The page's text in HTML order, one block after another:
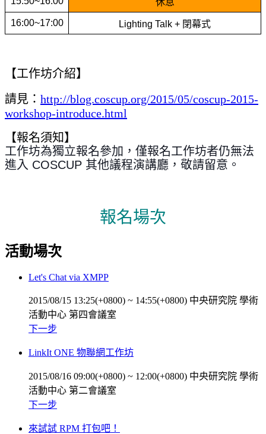
16:00~17:00 Lighting Talk + 閉幕式
【工作坊介紹】
請見： http://blog.coscup.org/2015/05/coscup-2015-
workshop-introduce.html
【報名須知】
工作坊為獨立報名參加，僅報名工作坊者仍無法
進入 COSCUP 其他議程演講廳，敬請留意。
報名場次
活動場次
Let's Chat via XMPP
2015/08/15 13:25(+0800) ~ 14:55(+0800) 中央研究院 學術
活動中心 第四會議室
下一步
LinkIt ONE 物聯網工作坊
2015/08/16 09:00(+0800) ~ 12:00(+0800) 中央研究院 學術
活動中心 第二會議室
下一步
來試試 RPM 打包吧！